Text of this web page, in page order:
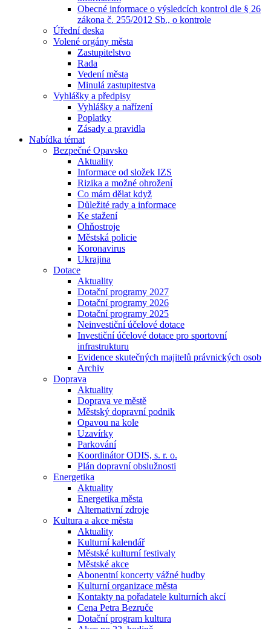
Obecné informace o výsledcích kontrol dle § 26
zákona č. 255/2012 Sb., o kontrole
Úřední deska
Volené orgány města
Zastupitelstvo
Rada
Vedení města
Minulá zastupitestva
Vyhlášky a předpisy
Vyhlášky a nařízení
Poplatky
Zásady a pravidla
Nabídka témat
Bezpečné Opavsko
Aktuality
Informace od složek IZS
Rizika a možné ohrožení
Co mám dělat když
Důležité rady a informace
Ke stažení
Ohňostroje
Městská policie
Koronavirus
Ukrajina
Dotace
Aktuality
Dotační programy 2027
Dotační programy 2026
Dotační programy 2025
Neinvestiční účelové dotace
Investiční účelové dotace pro sportovní
infrastrukturu
Evidence skutečných majitelů právnických osob
Archiv
Doprava
Aktuality
Doprava ve městě
Městský dopravní podnik
Opavou na kole
Uzavírky
Parkování
Koordinátor ODIS, s. r. o.
Plán dopravní obslužnosti
Energetika
Aktuality
Energetika města
Alternativní zdroje
Kultura a akce města
Aktuality
Kulturní kalendář
Městské kulturní festivaly
Městské akce
Abonentní koncerty vážné hudby
Kulturní organizace města
Kontakty na pořadatele kulturních akcí
Cena Petra Bezruče
Dotační program kultura